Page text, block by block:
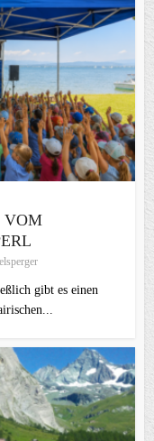
VOM
gibt es einen